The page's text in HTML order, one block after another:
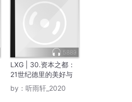
5889
LXG | 30.资本之都：
21世纪德里的美好与
野蛮
by： 听雨轩_2020